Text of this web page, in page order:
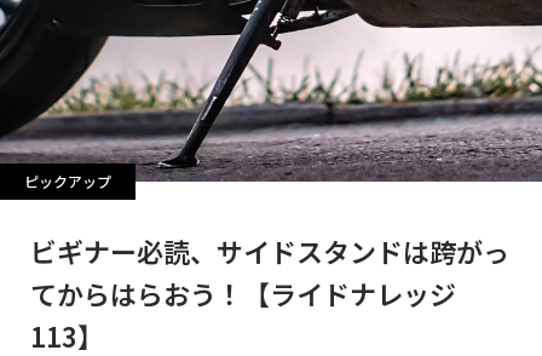
ピックアップ
ビギナー必読、サイドスタンドは跨がっ
てからはらおう！【ライドナレッジ
113】